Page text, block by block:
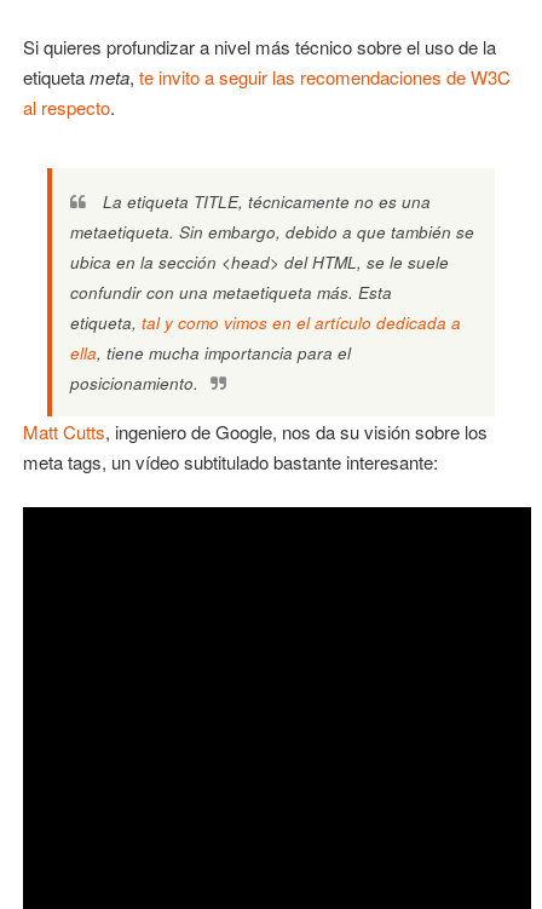
Si quieres profundizar a nivel más técnico sobre el uso de la
etiquetameta, te invito a seguir las recomendaciones de W3C
al respecto.
La etiqueta TITLE, técnicamente no es una
metaetiqueta. Sin embargo, debido a que también se
ubica en la sección <head> del HTML, se le suele
confundir con una metaetiqueta más. Esta
etiqueta, tal y como vimos en el artículo dedicada a
ella, tiene mucha importancia para el
posicionamiento.
Matt Cutts, ingeniero de Google, nos da su visión sobre los
meta tags, un vídeo subtitulado bastante interesante: